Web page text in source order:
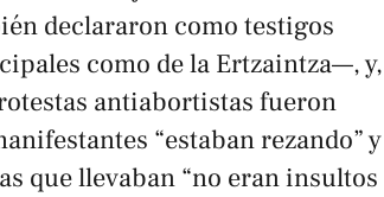
declararon como testigos
como de la Ertzaintza—, y,
antiabortistas fueron
“estaban rezando” y
que llevaban “no eran insultos